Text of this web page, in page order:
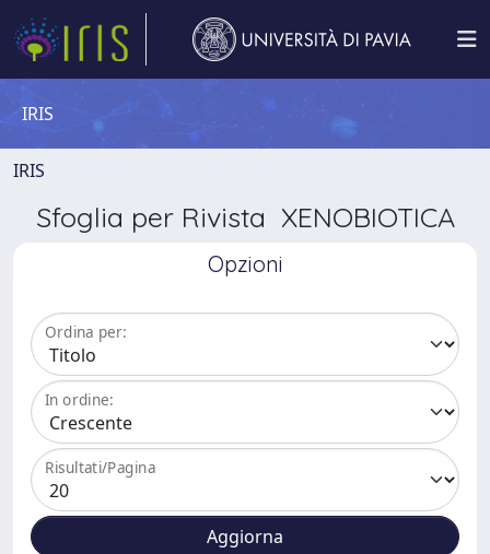
IRIS
IRIS
Sfoglia per Rivista XENOBIOTICA
Opzioni
Ordina per:
In ordine:
Risultati/Pagina